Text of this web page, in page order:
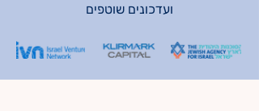
ועדכונים שוטפים